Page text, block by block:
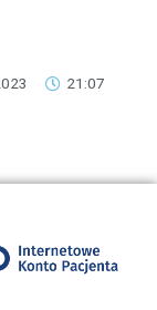
21:07